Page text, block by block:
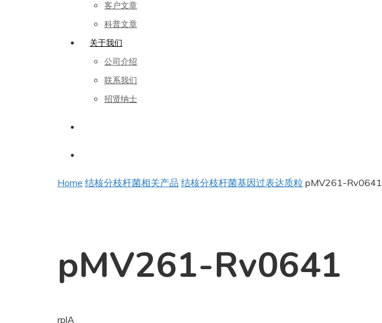
客户文章
科普文章
关于我们
公司介绍
联系我们
招贤纳士
Home 结核分枝杆菌相关产品 结核分枝杆菌基因过表达质粒 pMV261-Rv0641
pMV261-Rv0641
rplA